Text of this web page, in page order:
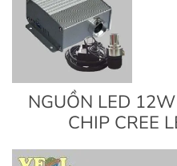
NGUỒN LED
CHIP CREE